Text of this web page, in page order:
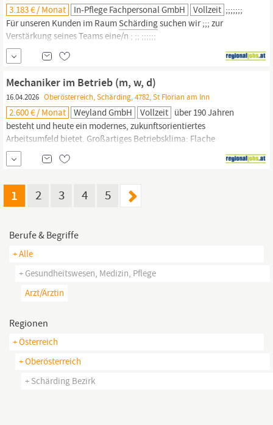
3.183 € / Monat In-Pflege Fachpersonal GmbH Vollzeit ;;;;;;;
Für unseren Kunden im Raum Schärdingsuchen wir ;;; zur
Verstärkung seines Teams eine/n ; ;; ;;;;;;
FACHSOZIALBETREUER/IN ALTENARBEIT ;;;;;;;;;;;;;;;;;;; ;;;
Ref.Nr.235 ;;;;;;;;;;;;;;;;;;;;;;;;;;;;;;;; ;;; ;;;; Voll- oder Teilzeit ; Ihre
Mechaniker im Betrieb (m, w, d)
16.04.2026 Oberösterreich, Schärding, 4782, St Florian am Inn
2.600 € / Monat Weyland GmbH Vollzeit über 190 Jahren
besteht und heute ein modernes, zukunftsorientiertes
Arbeitsumfeld bietet. Großartiges Betriebsklima: Flache
Hierarchien, offene Türen, Mitarbeiterevents und ein familiäres
Miteinander unter klasse Kolleg innen Aus- und Weiterbildung
Bike-Leasing, Vorteilsportal mit vielen...
1 2 3 4 5
Berufe & Begriffe
+ Alle
+ Gesundheitswesen, Medizin, Pflege
Arzt/ärztin
Regionen
+ Österreich
+ Oberösterreich
+ Schärding Bezirk